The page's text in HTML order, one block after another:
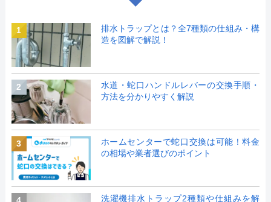
1
排水トラップとは？全7種類の仕組み・構
造を図解で解説！
2
水道・蛇口ハンドルレバーの交換手順・
方法を分かりやすく解説
3
ホームセンターで蛇口交換は可能！料金
の相場や業者選びのポイント
洗濯機排水トラップ2種類や仕組みを解